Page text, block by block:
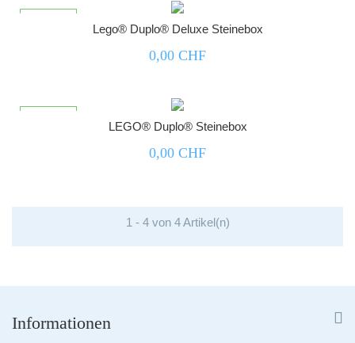
Lego® Duplo® Deluxe Steinebox
0,00 CHF
LEGO® Duplo® Steinebox
0,00 CHF
1 - 4 von 4 Artikel(n)
Informationen 
